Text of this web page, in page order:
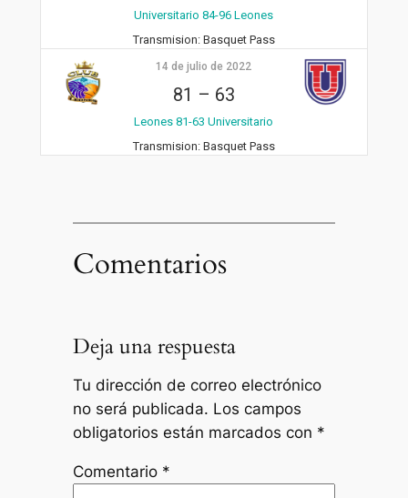
Universitario 84-96 Leones
Transmision:Basquet Pass
14 de julio de 2022
81 – 63
Leones 81-63 Universitario
Transmision:Basquet Pass
Comentarios
Deja una respuesta
Tu dirección de correo electrónico
no será publicada. Los campos
obligatorios están marcados con *
Comentario *